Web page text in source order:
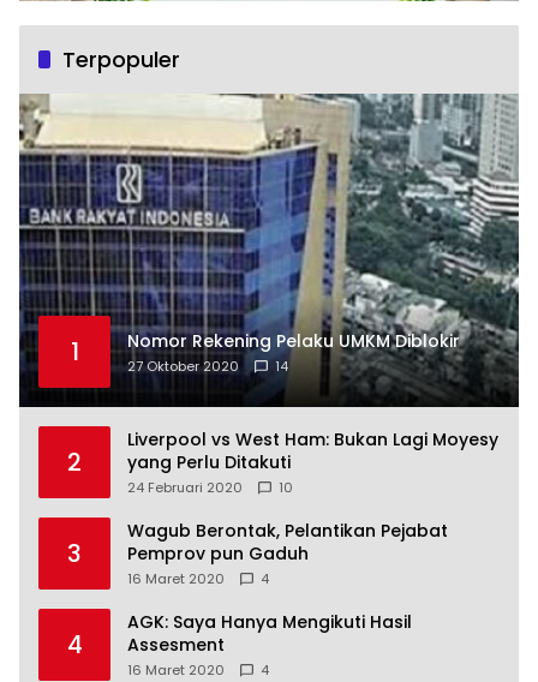
Terpopuler
1 Nomor Rekening Pelaku UMKM Diblokir
27 Oktober 2020 14
2
Liverpool vs West Ham: Bukan Lagi Moyesy
yang Perlu Ditakuti
24 Februari 2020 10
3
Wagub Berontak, Pelantikan Pejabat
Pemprov pun Gaduh
16 Maret 2020 4
4
AGK: Saya Hanya Mengikuti Hasil
Assesment
16 Maret 2020 4